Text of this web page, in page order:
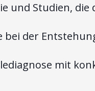
und Studien, die
bei der
mit